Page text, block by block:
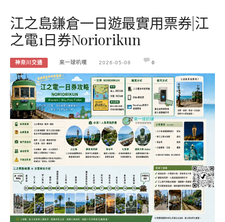
江之島鎌倉一日遊最實用票券|江
之電1日券Noriorikun
神奈川交通 來一球叭噗 2026-05-08 0